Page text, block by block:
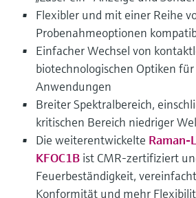
Flexibler und mit einer Reihe
Probenahmeoptionen
Einfacher Wechsel von
biotechnologischen Optiken
Anwendungen
Breiter Spektralbereich,
kritischen Bereich niedriger
Die weiterentwickelte Raman-
KFOC1B ist CMR-zertifiziert
Feuerbeständigkeit,
Konformität und mehr